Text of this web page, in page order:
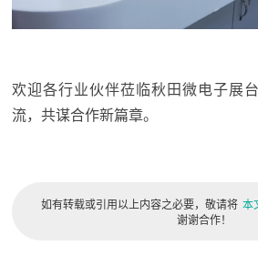
欢迎各行业伙伴莅临秋田微电子展
流，共谋合作新篇章。
如有转载或引用以上内容之必要，敬请将 本
谢谢合作！